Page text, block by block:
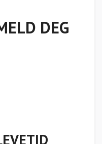
DEG